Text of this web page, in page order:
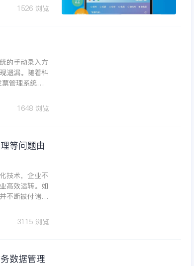
1526 浏览
的手动录入方
遗漏。随着科
1648 浏览
等问题由
技术，企业不
高效运转。如
不断被付诸实
3115 浏览
数据管理